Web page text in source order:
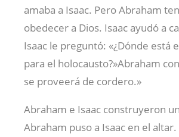
amaba a Isaac. Pero Abraham
obedecer a Dios. Isaac ayudó a
Isaac le preguntó: «¿Dónde está
para el holocausto?»Abraham
se proveerá de cordero.»
Abraham e Isaac construyeron
Abraham puso a Isaac en el altar.